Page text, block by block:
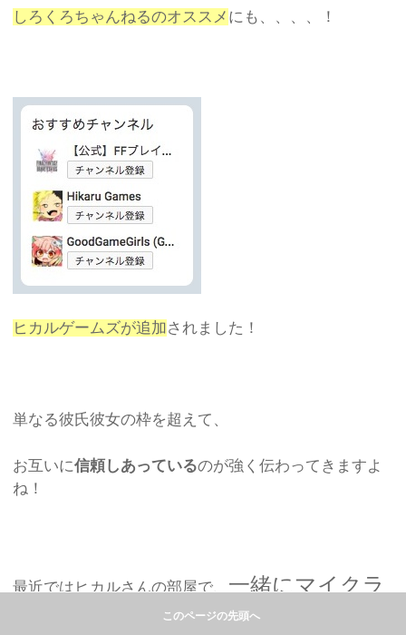
しろくろちゃんねるのオススメ にも、、、、！
ヒカルゲームズが追加 されました！
単なる彼氏彼女の枠を超えて、
お互いに信頼しあっているのが強く伝わってきますよ
ね！
最近ではヒカルさんの部屋で、 一緒にマイクラ
このページの先頭へ